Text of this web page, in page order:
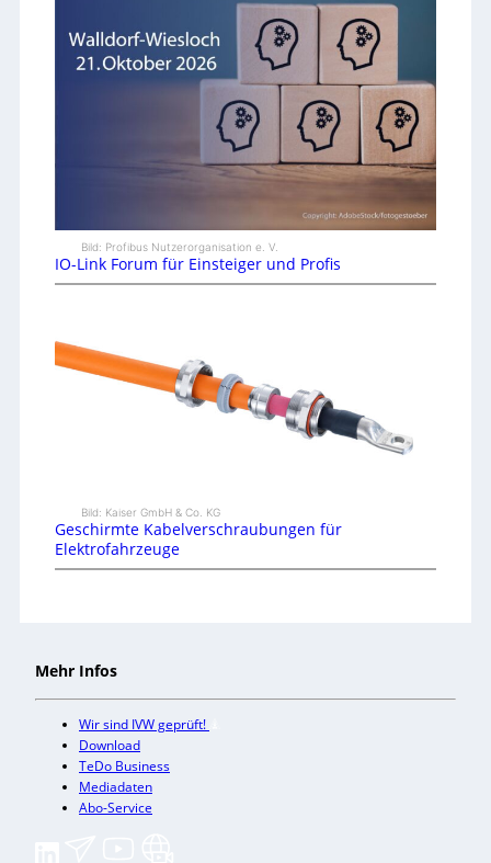
Bild: Profibus Nutzerorganisation e. V.
IO-Link Forum für Einsteiger und Profis
Bild: Kaiser GmbH & Co. KG
Geschirmte Kabelverschraubungen für
Elektrofahrzeuge
Mehr Infos
Wir sind IVW geprüft!
Download
TeDo Business
Mediadaten
Abo-Service